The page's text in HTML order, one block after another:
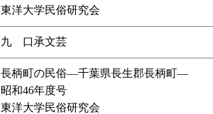
東洋大学民俗研究会
九 口承文芸
長柄町の民俗―千葉県長生郡長柄町―
昭和46年度号
東洋大学民俗研究会